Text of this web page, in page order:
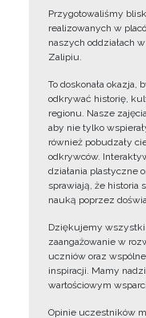
Przygotowaliśmy
realizowanych w
naszych oddziałach
Zalipiu.
To doskonała
odkrywać historię,
regionu. Nasze
aby nie tylko
również pobudzały
odkrywców.
działania plastyczne
sprawiają, że historia
nauką poprzez
Dziękujemy
zaangażowanie w
uczniów oraz
inspiracji. Mamy
wartościowym
Opinie uczestników